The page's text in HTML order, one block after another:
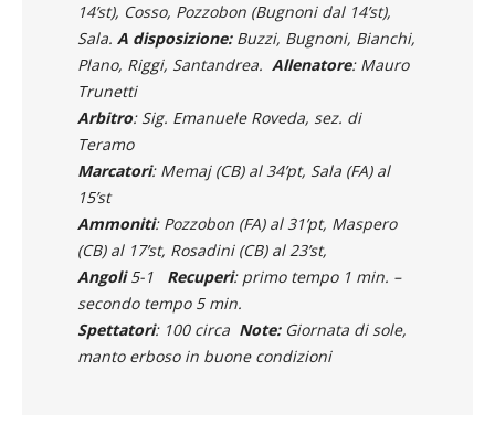
14’st), Cosso, Pozzobon (Bugnoni dal 14’st),
Sala. A disposizione:Buzzi, Bugnoni, Bianchi,
Plano, Riggi, Santandrea. Allenatore: Mauro
Trunetti
Arbitro: Sig. Emanuele Roveda, sez. di
Teramo
Marcatori: Memaj (CB) al 34’pt, Sala (FA) al
15’st
Ammoniti: Pozzobon (FA) al 31’pt, Maspero
(CB) al 17’st, Rosadini (CB) al 23’st,
Angoli5-1 Recuperi: primo tempo 1 min. –
secondo tempo 5 min.
Spettatori: 100 circa Note: Giornata di sole,
manto erboso in buone condizioni